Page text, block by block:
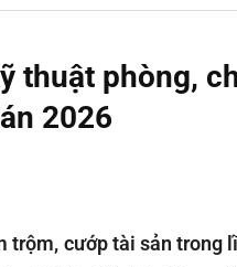
thuật phòng,
2026
cướp tài sản trong